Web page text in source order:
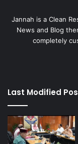
Jannah is a Clean
News and Blog
completely
Last Modified